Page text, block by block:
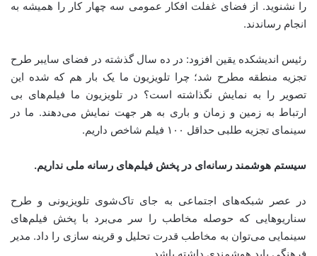
را نشنوید. از فضای غفلت افکار عمومی سه چهار کار را همیشه به
انجام رساندند.
رئیس اندیشکده یقین افزود: در ده سال گذشته در فضای سایبر طرح
تجزیه منطقه مطرح شد؛ چرا تلویزیون ما یک بار هم که شده این
تصویر را به نمایش نگذاشته است؟ در تلویزیون ما فیلم‌های بی
ارتباط به زمین و زمان و باری به هر جهت نمایش می‌دهند. ما در
سینمای تجزیه‌ طلبی حداقل ۱۰۰ فیلم شاخص داریم.
سیستم هوشمند رسانه‌ای در پخش فیلم‌های رسانه ملی نداریم.
در عصر شبکه‌های اجتماعی به جای تاک‌شوی تلویزیونی و طرح
سناریوهایی که حوصله مخاطب را سر می‌برد با پخش فیلم‌های
سینمایی می‌توان به مخاطب قدرت تحلیل و قرینه سازی را داد. مدیر